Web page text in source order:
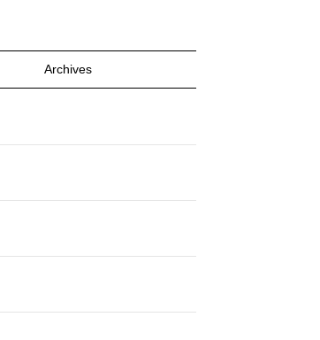
Archives